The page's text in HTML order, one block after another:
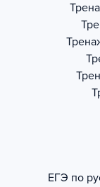
ЕГЭ по